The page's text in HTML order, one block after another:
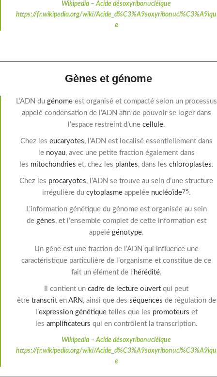
Wikipedia – Acide désoxyribonucléique
https://fr.wikipedia.org/wiki/Acide_d%C3%A9soxyribonucl%C3%A9iqu
e
Gènes et génome
L’ADN du génomeest organisé et compacté selon un processus
appelé condensation de l’ADN afin de pouvoir se loger dans
l’espace restreint d’une cellule.
Chez les eucaryotes, l’ADN est localisé essentiellement dans
le noyau, avec une petite fraction également dans
les mitochondries et, chez les plantes, dans les chloroplastes.
Chez les procaryotes, l’ADN se trouve au sein d’une structure
irrégulière du cytoplasmeappelée nucléoïde75.
L’information génétique du génome est organisée au sein
de gènes, et l’ensemble complet de cette information est
appelé génotype.
Un gène est une fraction de l’ADN qui influence une
caractéristique particulière de l’organisme et constitue de ce
fait un élément de l’hérédité.
Il contient un cadre de lecture ouvert qui peut
être transcriten ARN , ainsi que des séquences de régulation de
l’expression génétiquetelles que les promoteurs et
les amplificateurs qui en contrôlent la transcription.
Wikipedia – Acide désoxyribonucléique
https://fr.wikipedia.org/wiki/Acide_d%C3%A9soxyribonucl%C3%A9iqu
e